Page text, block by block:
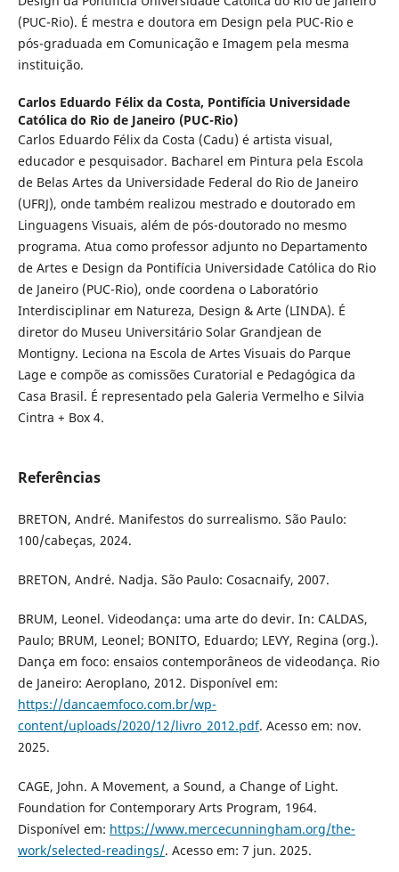
(PUC-Rio). É mestra e doutora em Design pela PUC-Rio e
pós-graduada em Comunicação e Imagem pela mesma
instituição.
Carlos Eduardo Félix da Costa, Pontifícia Universidade
Católica do Rio de Janeiro (PUC-Rio)
Carlos Eduardo Félix da Costa (Cadu) é artista visual,
educador e pesquisador. Bacharel em Pintura pela Escola
de Belas Artes da Universidade Federal do Rio de Janeiro
(UFRJ), onde também realizou mestrado e doutorado em
Linguagens Visuais, além de pós-doutorado no mesmo
programa. Atua como professor adjunto no Departamento
de Artes e Design da Pontifícia Universidade Católica do Rio
de Janeiro (PUC-Rio), onde coordena o Laboratório
Interdisciplinar em Natureza, Design & Arte (LINDA). É
diretor do Museu Universitário Solar Grandjean de
Montigny. Leciona na Escola de Artes Visuais do Parque
Lage e compõe as comissões Curatorial e Pedagógica da
Casa Brasil. É representado pela Galeria Vermelho e Silvia
Cintra + Box 4.
Referências
BRETON, André. Manifestos do surrealismo. São Paulo:
100/cabeças, 2024.
BRETON, André. Nadja. São Paulo: Cosacnaify, 2007.
BRUM, Leonel. Videodança: uma arte do devir. In: CALDAS,
Paulo; BRUM, Leonel; BONITO, Eduardo; LEVY, Regina (org.).
Dança em foco: ensaios contemporâneos de videodança. Rio
de Janeiro: Aeroplano, 2012. Disponível em:
https://dancaemfoco.com.br/wp-
content/uploads/2020/12/livro_2012.pdf. Acesso em: nov.
2025.
CAGE, John. A Movement, a Sound, a Change of Light.
Foundation for Contemporary Arts Program, 1964.
Disponível em: https://www.mercecunningham.org/the-
work/selected-readings/. Acesso em: 7 jun. 2025.